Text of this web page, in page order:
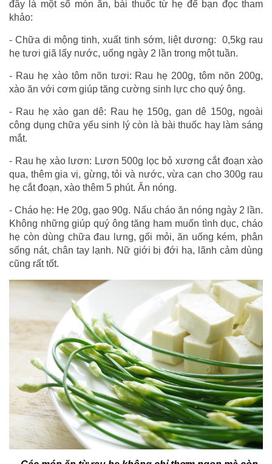
đây là một số món ăn, bài thuốc từ hẹ để bạn đọc tham
khảo:
- Chữa di mộng tinh, xuất tinh sớm, liệt dương: 0,5kg rau
hẹ tươi giã lấy nước, uống ngày 2 lần trong một tuần.
- Rau hẹ xào tôm nõn tươi: Rau hẹ 200g, tôm nõn 200g,
xào ăn với cơm giúp tăng cường sinh lực cho quý ông.
- Rau hẹ xào gan dê: Rau hẹ 150g, gan dê 150g, ngoài
công dụng chữa yếu sinh lý còn là bài thuốc hay làm sáng
mắt.
- Rau hẹ xào lươn: Lươn 500g lọc bỏ xương cắt đoạn xào
qua, thêm gia vị, gừng, tỏi và nước, vừa cạn cho 300g rau
hẹ cắt đoạn, xào thêm 5 phút. Ăn nóng.
- Cháo hẹ: Hẹ 20g, gạo 90g. Nấu cháo ăn nóng ngày 2 lần.
Không những giúp quý ông tăng ham muốn tình dục, cháo
hẹ còn dùng chữa đau lưng, gối mỏi, ăn uống kém, phân
sống nát, chân tay lạnh. Nữ giới bị đới hạ, lãnh cảm dùng
cũng rất tốt.